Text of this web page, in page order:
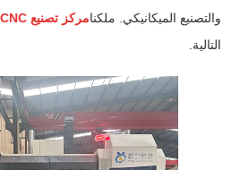
والتصنيع الميكانيكي. ملكنامركز تصنيع CNC
التالية.